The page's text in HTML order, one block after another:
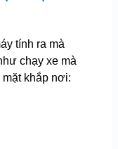
tính ra mà
chạy xe mà
khắp nơi: